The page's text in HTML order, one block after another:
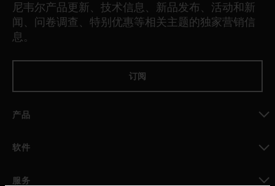
尼韦尔产品更新、技术信息、新品发布、活动和新
闻、问卷调查、特别优惠等相关主题的独家营销信
息。
订阅
产品
软件
服务